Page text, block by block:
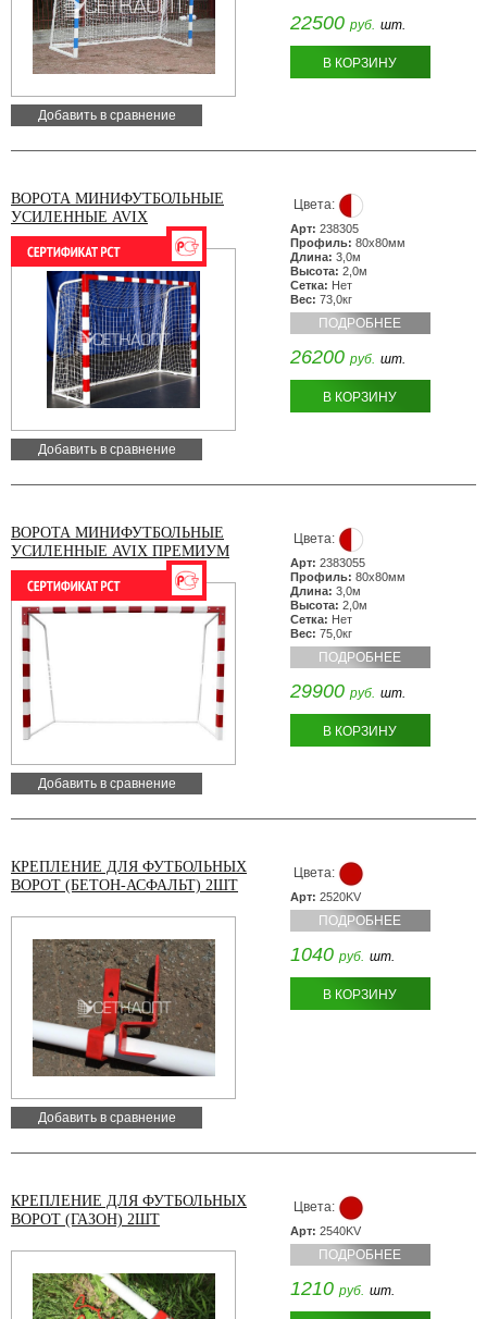
Добавить в сравнение
22500 руб. шт.
В КОРЗИНУ
ВОРОТА МИНИФУТБОЛЬНЫЕ
УСИЛЕННЫЕ AVIX
Добавить в сравнение
Цвета:
Арт: 238305
Профиль: 80х80мм
Длина: 3,0м
Высота: 2,0м
Сетка: Нет
Вес: 73,0кг
ПОДРОБНЕЕ
26200 руб. шт.
В КОРЗИНУ
ВОРОТА МИНИФУТБОЛЬНЫЕ
УСИЛЕННЫЕ AVIX ПРЕМИУМ
Добавить в сравнение
Цвета:
Арт: 2383055
Профиль: 80х80мм
Длина: 3,0м
Высота: 2,0м
Сетка: Нет
Вес: 75,0кг
ПОДРОБНЕЕ
29900 руб. шт.
В КОРЗИНУ
КРЕПЛЕНИЕ ДЛЯ ФУТБОЛЬНЫХ
ВОРОТ (БЕТОН-АСФАЛЬТ) 2ШТ
Добавить в сравнение
Цвета:
Арт: 2520KV
ПОДРОБНЕЕ
1040 руб. шт.
В КОРЗИНУ
КРЕПЛЕНИЕ ДЛЯ ФУТБОЛЬНЫХ
ВОРОТ (ГАЗОН) 2ШТ
Цвета:
Арт: 2540KV
ПОДРОБНЕЕ
1210 руб. шт.